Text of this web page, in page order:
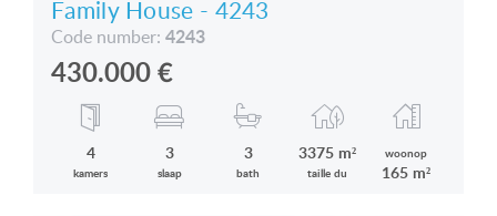
Family House - 4243
Code number: 4243
430.000€
4
kamers
3
slaap
3
bath
3375 m²
taille du
woonop
165 m²